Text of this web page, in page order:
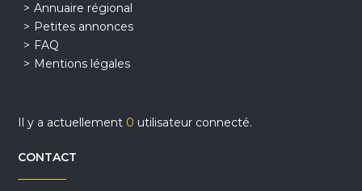
Annuaire régional
Petites annonces
FAQ
Mentions légales
Il y a actuellement 0 utilisateur connecté.
CONTACT